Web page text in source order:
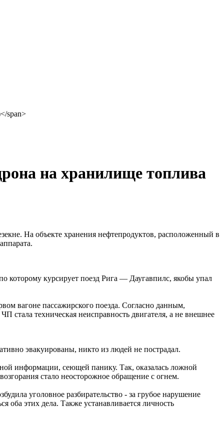
на хранилище топлива
На объекте хранения нефтепродуктов, расположенный в
которому курсирует поезд Рига — Даугавпилс, якобы упал
вагоне пассажирского поезда. Согласно данным,
стала техническая неисправность двигателя, а не внешнее
эвакуированы, никто из людей не пострадал.
информации, сеющей панику. Так, оказалась ложной
стало неосторожное обращение с огнем.
уголовное разбирательство - за грубое нарушение
оба этих дела. Также устанавливается личность